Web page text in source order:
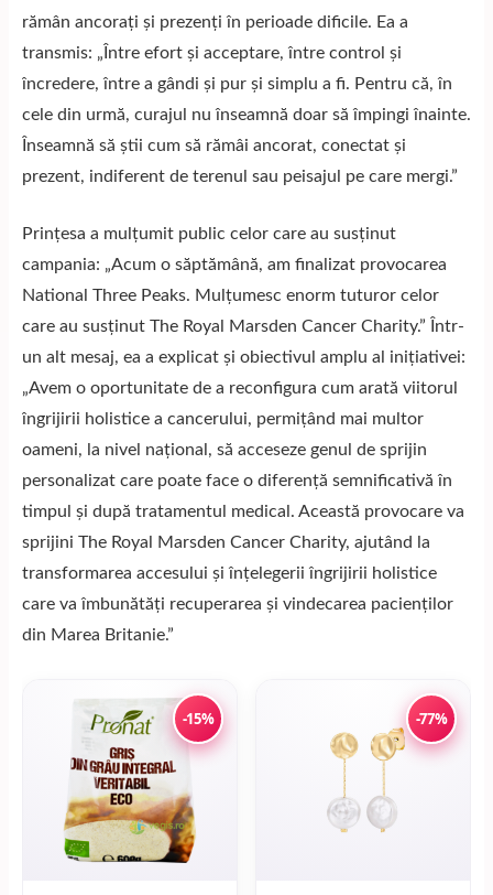
rămân ancorați și prezenți în perioade dificile. Ea a
transmis: „Între efort și acceptare, între control și
încredere, între a gândi și pur și simplu a fi. Pentru că, în
cele din urmă, curajul nu înseamnă doar să împingi înainte.
Înseamnă să știi cum să rămâi ancorat, conectat și
prezent, indiferent de terenul sau peisajul pe care mergi.”
Prințesa a mulțumit public celor care au susținut
campania: „Acum o săptămână, am finalizat provocarea
National Three Peaks. Mulțumesc enorm tuturor celor
care au susținut The Royal Marsden Cancer Charity.” Într-
un alt mesaj, ea a explicat și obiectivul amplu al inițiativei:
„Avem o oportunitate de a reconfigura cum arată viitorul
îngrijirii holistice a cancerului, permițând mai multor
oameni, la nivel național, să acceseze genul de sprijin
personalizat care poate face o diferență semnificativă în
timpul și după tratamentul medical. Această provocare va
sprijini The Royal Marsden Cancer Charity, ajutând la
transformarea accesului și înțelegerii îngrijirii holistice
care va îmbunătăți recuperarea și vindecarea pacienților
din Marea Britanie.”
-15% -77%